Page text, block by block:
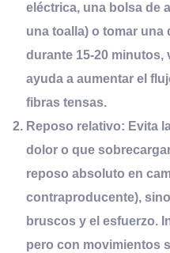
eléctrica, una bolsa de
una toalla) o tomar una
durante 15-20 minutos,
ayuda a aumentar el
fibras tensas.
Reposo relativo: Evita
dolor o que
reposo absoluto en
contraproducente),
bruscos y el esfuerzo.
pero con movimientos